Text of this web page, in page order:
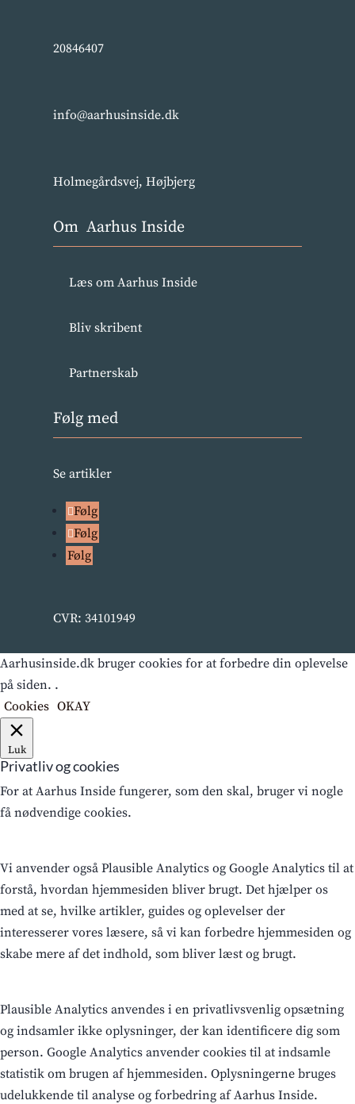
20846407
info@aarhusinside.dk
Holmegårdsvej, Højbjerg
Om Aarhus Inside
Læs om Aarhus Inside
Bliv skribent
Partnerskab
Følg med
Se artikler
Følg
Følg
Følg
CVR: 34101949
Aarhusinside.dk bruger cookies for at forbedre din oplevelse
på siden. .
Cookies OKAY
Luk
Privatliv og cookies
For at Aarhus Inside fungerer, som den skal, bruger vi nogle
få nødvendige cookies.
Vi anvender også Plausible Analytics og Google Analytics til at
forstå, hvordan hjemmesiden bliver brugt. Det hjælper os
med at se, hvilke artikler, guides og oplevelser der
interesserer vores læsere, så vi kan forbedre hjemmesiden og
skabe mere af det indhold, som bliver læst og brugt.
Plausible Analytics anvendes i en privatlivsvenlig opsætning
og indsamler ikke oplysninger, der kan identificere dig som
person. Google Analytics anvender cookies til at indsamle
statistik om brugen af hjemmesiden. Oplysningerne bruges
udelukkende til analyse og forbedring af Aarhus Inside.